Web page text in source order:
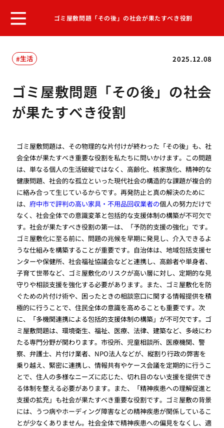
ゴミ屋敷問題「その後」の社会が果たすべき役割
2025.12.08
生活
ゴミ屋敷問題「その後」の社会
が果たすべき役割
ゴミ屋敷問題は、その物理的な片付けが終わった「その後」も、社
会全体が果たすべき重要な役割を私たちに問いかけます。この問題
は、単なる個人の生活破綻ではなく、高齢化、核家族化、精神的な
健康問題、社会的な孤立といった現代社会の構造的な課題が複合的
に絡み合って生じているからです。再発防止と真の解決のために
は、府中市で評判の高い家具・不用品回収業者の個人の努力だけで
なく、社会全体での意識変革と包括的な支援体制の構築が不可欠で
す。社会が果たすべき役割の第一は、「予防的支援の強化」です。
ゴミ屋敷化に至る前に、問題の兆候を早期に発見し、介入できるよ
うな仕組みを構築することが重要です。自治体は、地域包括支援セ
ンターや保健所、社会福祉協議会などと連携し、高齢者や単身者、
子育て世帯など、ゴミ屋敷化のリスクが高い層に対し、定期的な見
守りや相談支援を強化する必要があります。また、ゴミ屋敷化を防
ぐための片付け術や、困ったときの相談窓口に関する情報提供を積
極的に行うことで、住民全体の意識を高めることも重要です。次
に、「多機関連携による包括的支援体制の構築」が不可欠です。ゴ
ミ屋敷問題は、環境衛生、福祉、医療、法律、建築など、多岐にわ
たる専門分野が関わります。市役所、児童相談所、医療機関、警
察、弁護士、片付け業者、NPO法人などが、縦割り行政の弊害を
乗り越え、緊密に連携し、情報共有やケース会議を定期的に行うこ
とで、住人の多様なニーズに応じた、切れ目のない支援を提供でき
る体制を整える必要があります。また、「精神疾患への理解促進と
支援の拡充」も社会が果たすべき重要な役割です。ゴミ屋敷の背景
には、うつ病やホーディング障害などの精神疾患が関係しているこ
とが少なくありません。社会全体で精神疾患への偏見をなくし、適